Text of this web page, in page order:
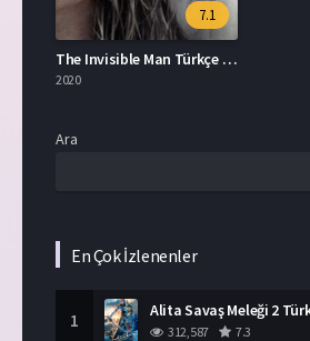
7.1
The Invisible Man Türkçe Dublaj İzle
2020
Ara
En Çok İzlenenler
1
312,587 7.3